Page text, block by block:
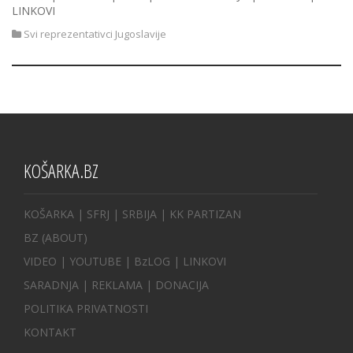
LINKOVI
Svi reprezentativci Jugoslavije
KOŠARKA.BZ
KOŠARKA | SFRJ | SRBIJA | KK PARTIZAN
BZ (ABOUT)
VIDEO | YOUTUBE | BzLOG | LINKOVI
SARADNJA | REKLAMA | DONACIJA
POLITIKA PRIVATNOSTI
KONTAKT